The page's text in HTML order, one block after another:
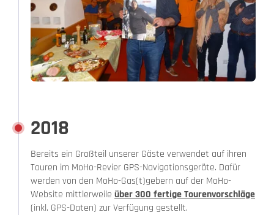
2018
Bereits ein Großteil unserer Gäste verwendet auf ihren
Touren im MoHo-Revier GPS-Navigationsgeräte. Dafür
werden von den MoHo-Gas(t)gebern auf der MoHo-
Website mittlerweile über 300 fertige Tourenvorschläge
(inkl. GPS-Daten) zur Verfügung gestellt.